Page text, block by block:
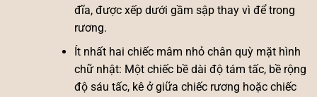
đĩa, được xếp dưới gầm sập thay vì để trong
rương.
Ít nhất hai chiếc mâm nhỏ chân quỳ mặt hình
chữ nhật: Một chiếc bề dài độ tám tấc, bề rộng
độ sáu tấc, kê ở giữa chiếc rương hoặc chiếc